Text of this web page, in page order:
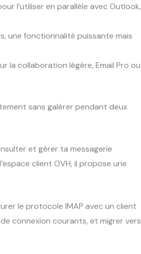
l’utiliser en parallèle avec Outlook,
une fonctionnalité puissante mais
la collaboration légère, Email Pro ou
sans galérer pendant deux
et gérer ta messagerie
client OVH, il propose une
le protocole IMAP avec un client
connexion courants, et migrer vers